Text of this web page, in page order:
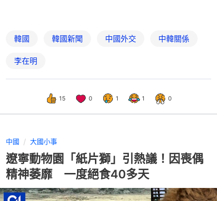
韓國 韓國新聞 中國外交 中韓關係
李在明
15 0 1 1 0
中國 大國小事
遼寧動物園「紙片獅」引熱議！因喪偶
精神萎靡 一度絕食40多天